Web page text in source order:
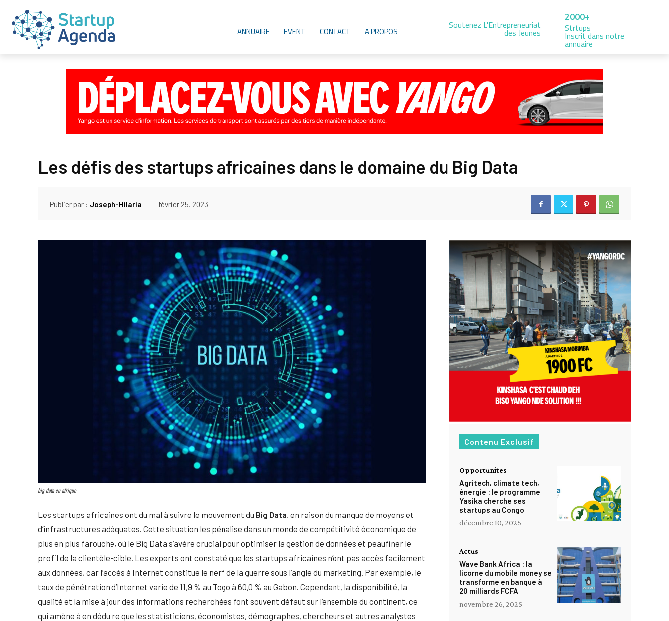
ANNUAIRE EVENT CONTACT A PROPOS
Soutenez L'Entrepreneuriat
des Jeunes
2000+
Strtups
Inscrit dans notre
annuaire
Les défis des startups africaines dans le domaine du Big Data
Publier par : Joseph-Hilaria février 25, 2023
big data en afrique
Les startups africaines ont du mal à suivre le mouvement du Big Data, en raison du manque de moyens et
d’infrastructures adéquates. Cette situation les pénalise dans un monde de compétitivité économique de
plus en plus farouche, où le Big Data s’avère crucial pour optimiser la gestion de données et peaufiner le
profil de la clientèle-cible. Les experts ont constaté que les startups africaines n’ont pas accès facilement
aux données, car l’accès à Internet constitue le nerf de la guerre sous l’angle du marketing. Par exemple, le
taux de pénétration d’Internet varie de 11,9 % au Togo à 60,0 % au Gabon. Cependant, la disponibilité, la
qualité et la mise à jour des informations recherchées font souvent défaut sur l’ensemble du continent, ce
qui amène à en déduire que les statisticiens, économistes, démographes, chercheurs et autres analystes
Contenu Exclusif
Opportunites
Agritech, climate tech,
énergie : le programme
Yasika cherche ses
startups au Congo
décembre 10, 2025
Actus
Wave Bank Africa : la
licorne du mobile money se
transforme en banque à
20 milliards FCFA
novembre 26, 2025